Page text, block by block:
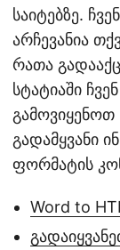
საიტებზე.
არჩევანია
რათა
სტატიაში
გამოვიყენოთ
გადამყვანი
ფორმატის
Word to